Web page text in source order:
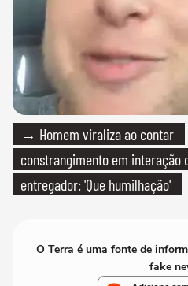
→ Homem viraliza ao contar
constrangimento em interação
entregador: 'Que humilhação'
O Terra é uma fonte de
fake